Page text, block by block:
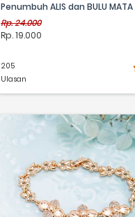
Penumbuh ALIS dan BULU MATA
Rp. 24.000
Rp. 19.000
205
Ulasan